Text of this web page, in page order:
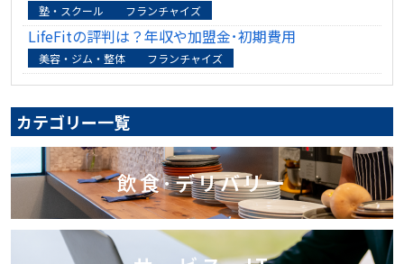
塾・スクール フランチャイズ
LifeFitの評判は？年収や加盟金･初期費用
美容・ジム・整体 フランチャイズ
カテゴリー一覧
飲食･デリバリー